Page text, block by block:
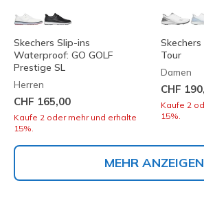
Skechers Slip-ins
Waterproof: GO GOLF
Prestige SL
Herren
CHF 165,00
Kaufe 2 oder mehr und erhalte
15%.
Skechers
Tour
Damen
CHF
Kaufe 2
15%.
MEHR ANZEIGEN